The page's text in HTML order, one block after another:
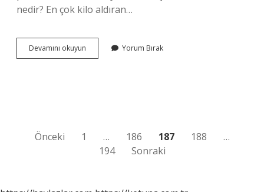
nedir? En çok kilo aldıran…
Devamını okuyun
Çok
Yorum Bırak
Yazı
sayfalaması
Önceki 1 … 186 187 188
…
194
Sonraki